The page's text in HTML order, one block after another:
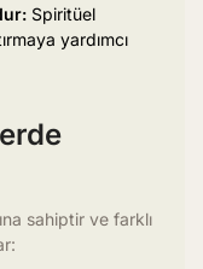
Spiritüel
yardımcı
sahiptir ve farklı